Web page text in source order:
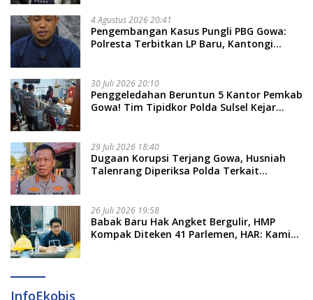
4 Agustus 2026 20:41
Pengembangan Kasus Pungli PBG Gowa:
Polresta Terbitkan LP Baru, Kantongi
30 Juli 2026 20:10
Penggeledahan Beruntun 5 Kantor Pemkab
Gowa! Tim Tipidkor Polda Sulsel Kejar
29 Juli 2026 18:40
Dugaan Korupsi Terjang Gowa, Husniah
Talenrang Diperiksa Polda Terkait
26 Juli 2026 19:58
​Babak Baru Hak Angket Bergulir, HMP
Kompak Diteken 41 Parlemen, HAR: Kami
InfoEkobis